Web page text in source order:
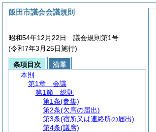
飯田市議会会議規則
昭和54年12月22日 議会規則第1号
(令和7年3月25日施行)
条項目次
沿革
本則
第1章
会議
第1節
総則
第1条(参集)
第2条(欠席の届出)
第3条(宿所又は連絡所の届出)
第4条(議席)